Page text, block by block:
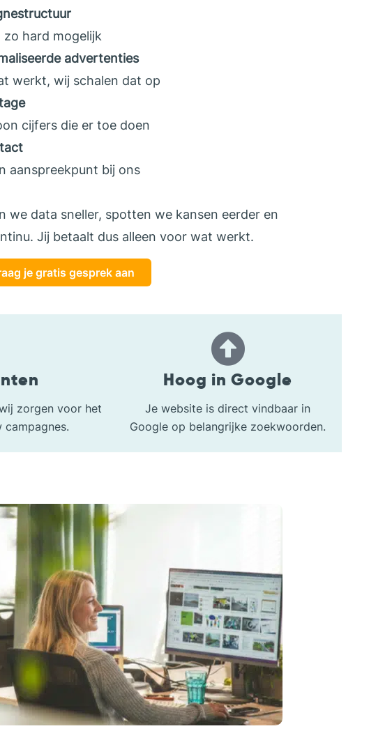
hard mogelijk
advertenties
werkt, wij schalen dat op
cijfers die er toe doen
aanspreekpunt bij ons
we data sneller, spotten we kansen eerder en
Jij betaalt dus alleen voor wat werkt.
je gratis gesprek aan
zorgen voor het
campagnes.
Hoog in Google
Je website is direct vindbaar in
Google op belangrijke zoekwoorden.